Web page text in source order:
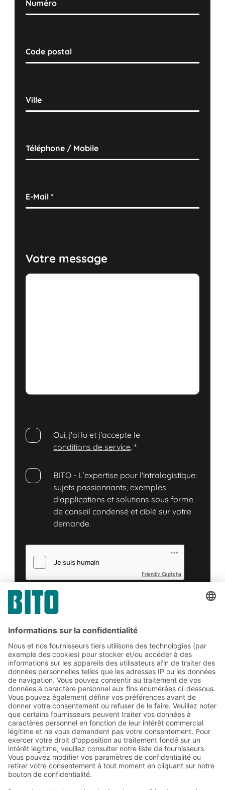
Numéro
Code postal
Ville
Téléphone / Mobile
E-Mail*
Votre message
Oui, j'ai lu et j'accepte le
conditions de service.*
BITO - L’expertise pour l'intralogistique:
sujets passionnants, exemples
d'applications et solutions sous forme
de conseil condensé et ciblé sur votre
demande.
Friendly Captcha
Abonnez-vous à la lettre
d'information de BITO :
Actualités de l'entrepôt et de
la logistique
Réductions exclusives
Innovations
S'inscrire à la newsletter